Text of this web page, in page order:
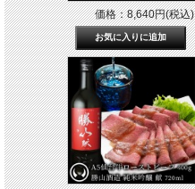
価格：8,640円(税込)